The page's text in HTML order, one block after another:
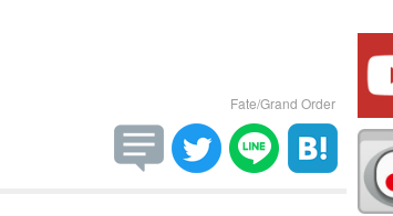
Fate/Grand Order